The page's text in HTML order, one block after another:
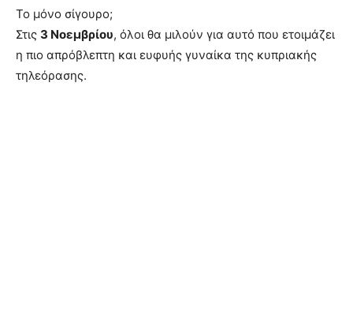
Το μόνο σίγουρο;
Στις 3 Νοεμβρίου, όλοι θα μιλούν για αυτό που ετοιμάζει
η πιο απρόβλεπτη και ευφυής γυναίκα της κυπριακής
τηλεόρασης.